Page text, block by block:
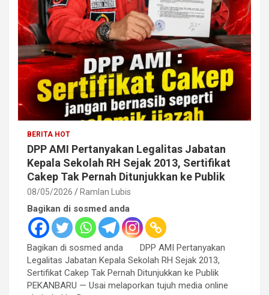
BERITA HOT
DPP AMI Pertanyakan Legalitas Jabatan
Kepala Sekolah RH Sejak 2013, Sertifikat
Cakep Tak Pernah Ditunjukkan ke Publik
08/05/2026 Ramlan Lubis
Bagikan di sosmed anda
Bagikan di sosmed anda DPP AMI Pertanyakan
Legalitas Jabatan Kepala Sekolah RH Sejak 2013,
Sertifikat Cakep Tak Pernah Ditunjukkan ke Publik
PEKANBARU — Usai melaporkan tujuh media online